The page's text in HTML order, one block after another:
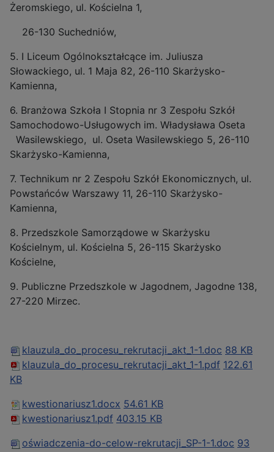
Żeromskiego, ul. Kościelna 1,
26-130 Suchedniów,
5. I Liceum Ogólnokształcące im. Juliusza
Słowackiego, ul. 1 Maja 82, 26-110 Skarżysko-
Kamienna,
6. Branżowa Szkoła I Stopnia nr 3 Zespołu Szkół
Samochodowo-Usługowych im. Władysława Oseta
Wasilewskiego, ul. Oseta Wasilewskiego 5, 26-110
Skarżysko-Kamienna,
7. Technikum nr 2 Zespołu Szkół Ekonomicznych, ul.
Powstańców Warszawy 11, 26-110 Skarżysko-
Kamienna,
8. Przedszkole Samorządowe w Skarżysku
Kościelnym, ul. Kościelna 5, 26-115 Skarżysko
Kościelne,
9. Publiczne Przedszkole w Jagodnem, Jagodne 138,
27-220 Mirzec.
klauzula_do_procesu_rekrutacji_akt_1-1.doc 88 KB
klauzula_do_procesu_rekrutacji_akt_1-1.pdf 122.61
KB
kwestionariusz1.docx 54.61 KB
kwestionariusz1.pdf 403.15 KB
oświadczenia-do-celow-rekrutacji_SP-1-1.doc 93